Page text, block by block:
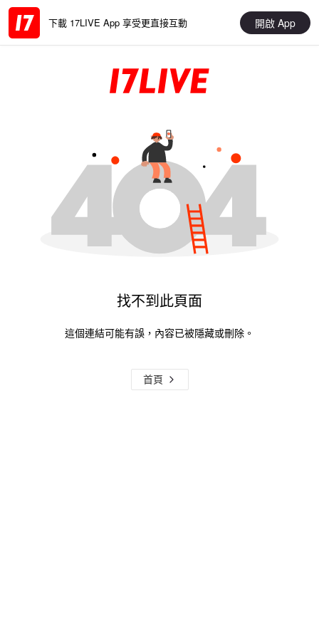
下載 17LIVE App 享受更直接互動 開啟 App
找不到此頁面
這個連結可能有誤，內容已被隱藏或刪除。
首頁